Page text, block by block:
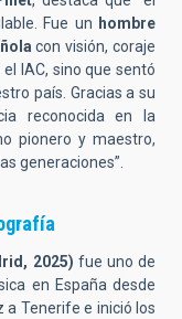
Fue un hombre
con visión, coraje
IAC, sino que sentó
país. Gracias a su
reconocida en la
pionero y maestro,
generaciones”.
2025) fue uno de
en España desde
a Tenerife e inició los